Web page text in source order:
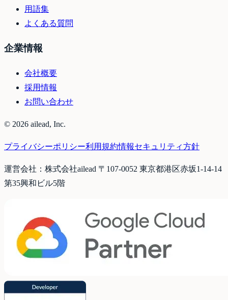
用語集
よくある質問
企業情報
会社概要
採用情報
お問い合わせ
© 2026 ailead, Inc.
プライバシーポリシー利用規約情報セキュリティ方針
運営会社：株式会社ailead 〒107-0052 東京都港区赤坂1-14-14
第35興和ビル5階